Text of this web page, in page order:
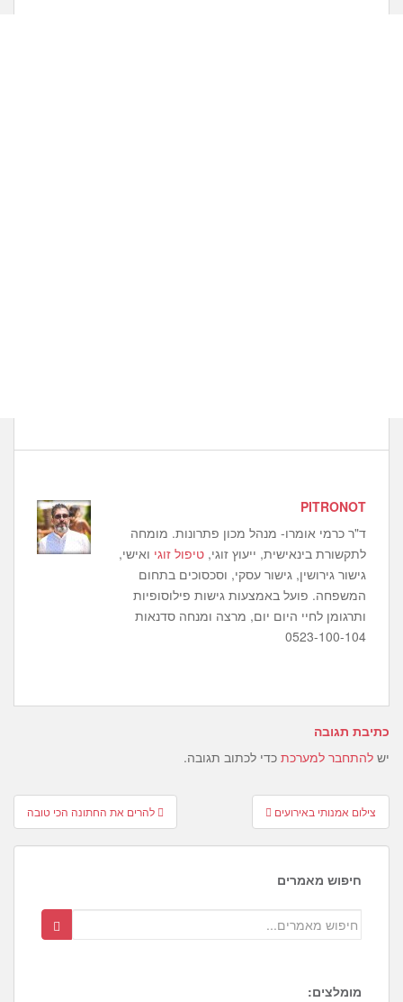
PITRONOT
ד"ר כרמי אומרו- מנהל מכון פתרונות. מומחה
לתקשורת בינאישית, ייעוץ זוגי, טיפול זוגי ואישי,
גישור גירושין, גישור עסקי, וסכסוכים בתחום
המשפחה. פועל באמצעות גישות פילוסופיות
ותרגומן לחיי היום יום, מרצה ומנחה סדנאות
0523-100-104
כתיבת תגובה
יש להתחבר למערכת כדי לכתוב תגובה.
Post
navigation
להרים את החתונה הכי טובה צילום אמנותי באירועים
חיפוש מאמרים
מומלצים: